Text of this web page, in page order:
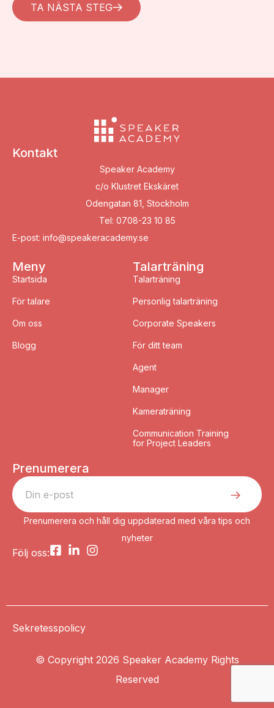
TA NÄSTA STEG
Kontakt
Speaker Academy
c/o Klustret Ekskäret
Odengatan 81, Stockholm
Tel: 0708-23 10 85
E-post: info@speakeracademy.se
Meny
Startsida
För talare
Om oss
Blogg
Talarträning
Talarträning
Personlig talarträning
Corporate Speakers
För ditt team
Agent
Manager
Kameraträning
Communication Training
for Project Leaders
Prenumerera
Prenumerera och håll dig uppdaterad med våra tips och
nyheter
Följ oss:
Sekretesspolicy
© Copyright 2026 Speaker Academy Rights
Reserved